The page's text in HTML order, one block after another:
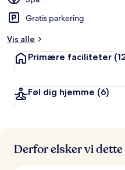
Gratis parkering
Vis alle
Primære faciliteter
Føl dig hjemme (6)
Derfor elsker vi